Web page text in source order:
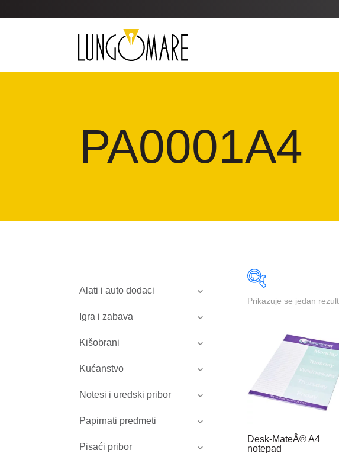
PA0001A4
Alati i auto dodaci
Igra i zabava
Kišobrani
Kućanstvo
Notesi i uredski pribor
Papirnati predmeti
Pisaći pribor
Prikazuje se jedan
Desk-MateÂ® A4
notepad